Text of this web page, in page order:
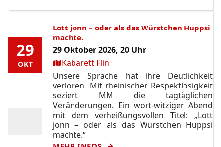
29
OKT
29
OKT
Lott jonn – oder als das Würstchen Huppsi
machte.
29 Oktober 2026, 20 Uhr
Ort:Kabarett Flin
Unsere Sprache hat ihre Deutlichkeit
verloren. Mit rheinischer Respektlosigkeit
seziert MM die tagtäglichen
Veränderungen. Ein wort-witziger Abend
mit dem verheißungsvollen Titel: „Lott
jonn – oder als das Würstchen Huppsi
machte.“